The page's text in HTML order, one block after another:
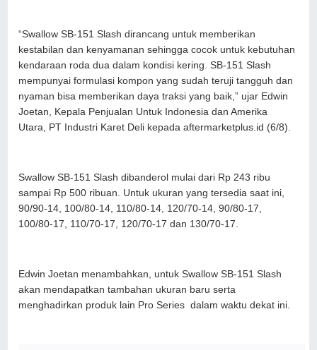
“Swallow SB-151 Slash dirancang untuk memberikan
kestabilan dan kenyamanan sehingga cocok untuk kebutuhan
kendaraan roda dua dalam kondisi kering. SB-151 Slash
mempunyai formulasi kompon yang sudah teruji tangguh dan
nyaman bisa memberikan daya traksi yang baik,” ujar Edwin
Joetan, Kepala Penjualan Untuk Indonesia dan Amerika
Utara, PT Industri Karet Deli kepada aftermarketplus.id (6/8).
Swallow SB-151 Slash dibanderol mulai dari Rp 243 ribu
sampai Rp 500 ribuan. Untuk ukuran yang tersedia saat ini,
90/90-14, 100/80-14, 110/80-14, 120/70-14, 90/80-17,
100/80-17, 110/70-17, 120/70-17 dan 130/70-17.
Edwin Joetan menambahkan, untuk Swallow SB-151 Slash
akan mendapatkan tambahan ukuran baru serta
menghadirkan produk lain Pro Series dalam waktu dekat ini.